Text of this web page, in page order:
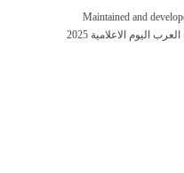
Maintained and